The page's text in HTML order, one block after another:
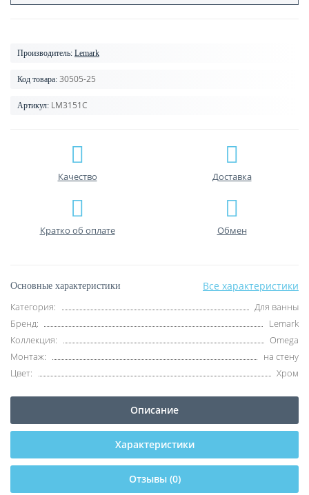
Производитель: Lemark
Код товара: 30505-25
Артикул: LM3151C
Качество Доставка
Кратко об оплате Обмен
Основные характеристики Все характеристики
Категория:
Для ванны
Бренд:
Lemark
Коллекция:
Omega
Монтаж:
на стену
Цвет:
Хром
Описание
Характеристики
Отзывы (0)